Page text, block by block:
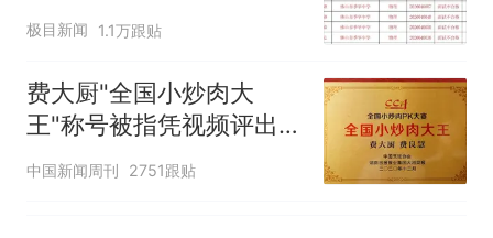
汰？教育局：已叫停招
聘，成立调查组全面核查
极目新闻 1.1万跟贴
费大厨"全国小炒肉大
王"称号被指凭视频评出
官方回应
中国新闻周刊 2751跟贴